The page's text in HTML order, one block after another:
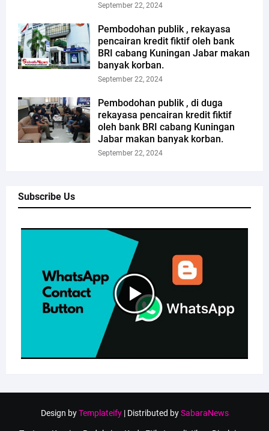
September 22, 2024
Pembodohan publik , rekayasa
pencairan kredit fiktif oleh bank
BRI cabang Kuningan Jabar makan
banyak korban.
September 22, 2024
Pembodohan publik , di duga
rekayasa pencairan kredit fiktif
oleh bank BRI cabang Kuningan
Jabar makan banyak korban.
September 22, 2024
Subscribe Us
Design byTemplateify| Distributed bySabaraNews